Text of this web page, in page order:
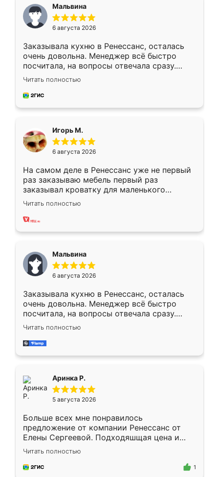
Мальвина
6 августа 2026
Заказывала кухню в Ренессанс, осталась
очень довольна. Менеджер всё быстро
посчитала, на вопросы отвечала сразу.
Замерщик приехал в субботу, подошёл к
делу со всей ответственностью. Собрали
за день, ребята работали аккуратно, даже
Читать полностью
Игорь М.
6 августа 2026
На самом деле в Ренессанс уже не первый
раз заказываю мебель первый раз
заказывал кроватку для маленького
ребёнка при его рождении ,во второй раз
заказал шкаф-купе. По качеству очень
хорошее сборка достаточно быстрая,
меньше, здесь же он более разнообразный.
Мне нравится ,если что-то потребуется из
мебели буду заказывать только здесь.
Читать полностью
Мальвина
6 августа 2026
Заказывала кухню в Ренессанс, осталась
очень довольна. Менеджер всё быстро
посчитала, на вопросы отвечала сразу.
Замерщик приехал в субботу, подошёл к
делу со всей ответственностью. Собрали
за день, ребята работали аккуратно, даже
Читать полностью
Аринка Р.
5 августа 2026
Больше всех мне понравилось
предложение от компании Ренессанс от
Елены Сергеевой. Подходяшщая цена и
короткие сроки изготовления. Приехавший
для замера сотрудник Владислав
предложил по моему эскизу самый
Читать полностью
1